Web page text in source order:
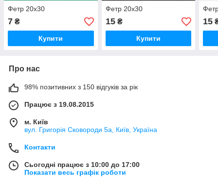
Фетр 20х30
7 ₴
Купити
Фетр 20х30
15₴
Купити
15
Про нас
98% позитивних з 150 відгуків за рік
Працює з 19.08.2015
м. Київ
вул. Григорія Сковороди 5а, Київ, Україна
Контакти
Сьогодні працює з 10:00 до 17:00
Показати весь графік роботи